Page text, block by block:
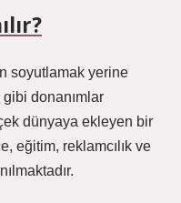
soyutlamak yerine
donanımlar
dünyaya ekleyen bir
eğitim, reklamcılık ve